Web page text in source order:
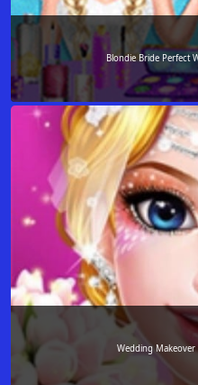
Blondie Bride Perfect
Wedding Makeover